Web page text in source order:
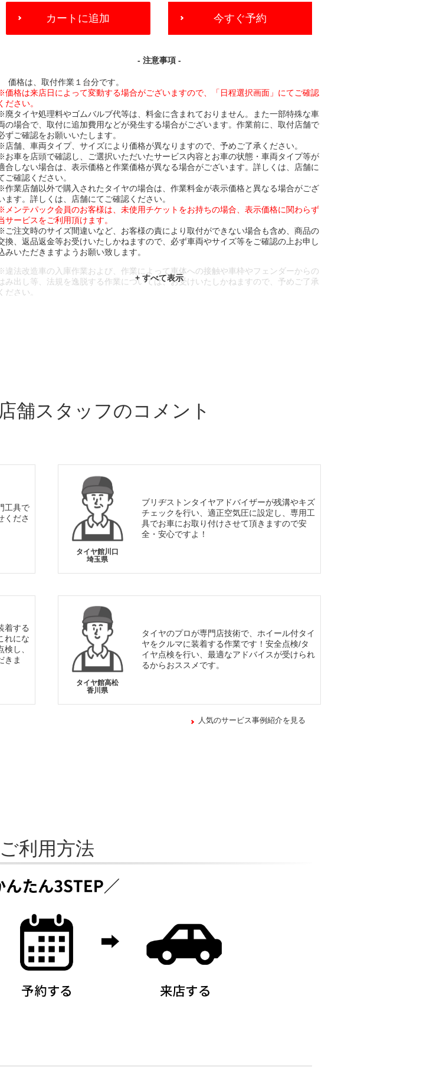
ADD
CART
カートに追加 今すぐ予約
- 注意事項 -
価格は、取付作業１台分です。
価格は来店日によって変動する場合がございますので、「日程選択画面」にてご確認
ださい。
廃タイヤ処理料やゴムバルブ代等は、料金に含まれておりません。また一部特殊な車
の場合で、取付に追加費用などが発生する場合がございます。作業前に、取付店舗で
ずご確認をお願いいたします。
店舗、車両タイプ、サイズにより価格が異なりますので、予めご了承ください。
お車を店頭で確認し、ご選択いただいたサービス内容とお車の状態・車両タイプ等が
合しない場合は、表示価格と作業価格が異なる場合がございます。詳しくは、店舗に
ご確認ください。
作業店舗以外で購入されたタイヤの場合は、作業料金が表示価格と異なる場合がござ
ます。詳しくは、店舗にてご確認ください。
メンテパック会員のお客様は、未使用チケットをお持ちの場合、表示価格に関わらず
サービスをご利用頂けます。
ご注文時のサイズ間違いなど、お客様の責により取付ができない場合も含め、商品の
換、返品返金等お受けいたしかねますので、必ず車両やサイズ等をご確認の上お申し
みいただきますようお願い致します。
違法改造車の入庫作業および、作業によって車体への接触や車枠やフェンダーからの
み出し等、法規を逸脱する作業については、お受けいたしかねますので、予めご了承
ください。
舗スタッフのコメント
工具で
くださ
タイヤ館川口
埼玉県
ブリヂストンタイヤアドバイザーが残溝やキズ
チェックを行い、適正空気圧に設定し、専用工
具でお車にお取り付けさせて頂きますので安
全・安心ですよ！
着する
れにな
し、
きま
タイヤ館高松
香川県
タイヤのプロが専門店技術で、ホイール付タイ
ヤをクルマに装着する作業です！安全点検/タ
イヤ点検を行い、最適なアドバイスが受けられ
るからおススメです。
人気のサービス事例紹介を見る
ご利用方法